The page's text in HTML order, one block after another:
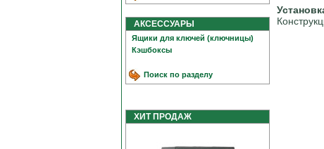
АКСЕССУАРЫ
Ящики для ключей (ключницы)
Кэшбоксы
Поиск по разделу
ХИТ ПРОДАЖ